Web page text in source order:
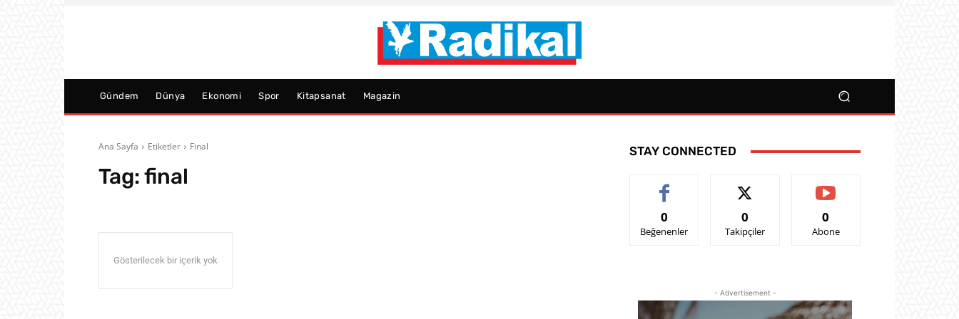
Gündem Dünya Ekonomi Spor Kitapsanat Magazin
Ana Sayfa Etiketler Final
Tag:final
Gösterilecek bir içerik yok
STAY CONNECTED
0
Beğenenler
0
Takipçiler
0
Abone
- Advertisement -